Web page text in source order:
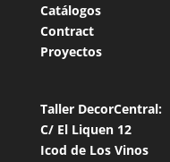
Catálogos
Contract
Proyectos
Taller DecorCentral:
C/ El Liquen 12
Icod de Los Vinos